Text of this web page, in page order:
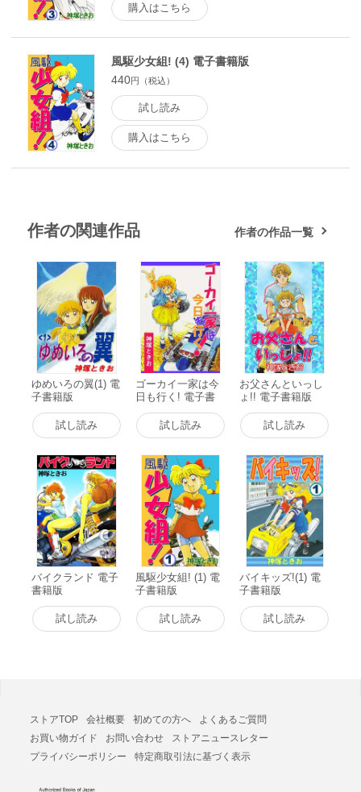
購入はこちら
風駆少女組! (4) 電子書籍版
440円（税込）
試し読み
購入はこちら
作者の関連作品 作者の作品一覧
ゆめいろの翼(1) 電
子書籍版
試し読み
ゴーカイ一家は今
日も行く! 電子書
籍版
試し読み
お父さんといっし
ょ!! 電子書籍版
試し読み
バイクランド 電子
書籍版
試し読み
風駆少女組! (1) 電
子書籍版
試し読み
バイキッズ!(1) 電
子書籍版
試し読み
ストアTOP 会社概要 初めての方へ
よくあるご質問
お買い物ガイド
お問い合わせ
ストアニュースレター
プライバシーポリシー
特定商取引法に基づく表示